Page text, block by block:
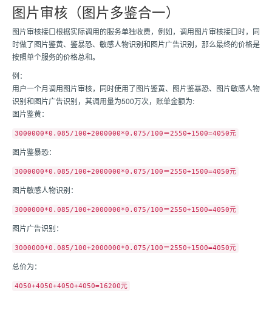
图片审核（图片多鉴合一）
图片审核接口根据实际调用的服务单独收费，例如，调用图片审核接口时，同
时做了图片鉴黄、鉴暴恐、敏感人物识别和图片广告识别，那么最终的价格是
按照单个服务的价格总和。
例：
用户一个月调用图片审核，同时使用了图片鉴黄、图片鉴暴恐、图片敏感人物
识别和图片广告识别，其调用量为500万次，账单金额为:
图片鉴黄：
3000000*0.085/100+2000000*0.075/100＝2550+1500=4050元
图片鉴暴恐：
3000000*0.085/100+2000000*0.075/100＝2550+1500=4050元
图片敏感人物识别：
3000000*0.085/100+2000000*0.075/100＝2550+1500=4050元
图片广告识别：
3000000*0.085/100+2000000*0.075/100＝2550+1500=4050元
总价为：
4050+4050+4050+4050=16200元